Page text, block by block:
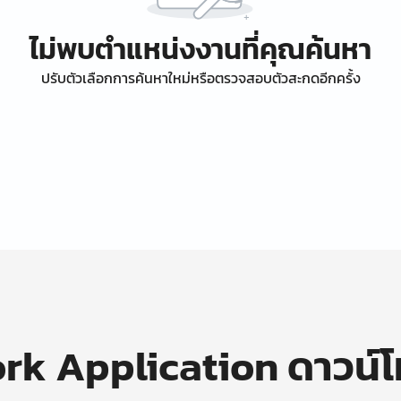
ไม่พบตำแหน่งงานที่คุณค้นหา
ปรับตัวเลือกการค้นหาใหม่หรือตรวจสอบตัวสะกดอีกครั้ง
Application ดาวน์